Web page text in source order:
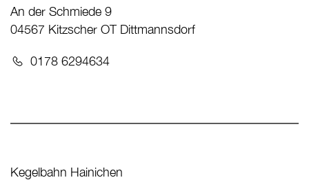
An der Schmiede 9
04567 Kitzscher OT Dittmannsdorf
Telefon:
0178 6294634
Kegelbahn Hainichen